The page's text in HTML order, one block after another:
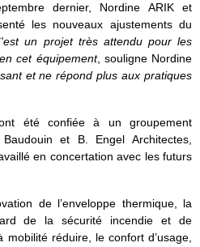
dernier, Nordine ARIK et
les nouveaux ajustements du
un projet très attendu pour les
cet équipement, souligne Nordine
et ne répond plus aux pratiques
été confiée à un groupement
et B. Engel Architectes,
en concertation avec les futurs
de l’enveloppe thermique, la
de la sécurité incendie et de
mobilité réduire, le confort d’usage,